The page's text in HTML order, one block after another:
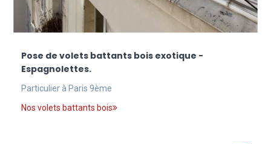
Pose de volets battants bois exotique -
Espagnolettes.
Particulier à Paris 9ème
Nos volets battants bois